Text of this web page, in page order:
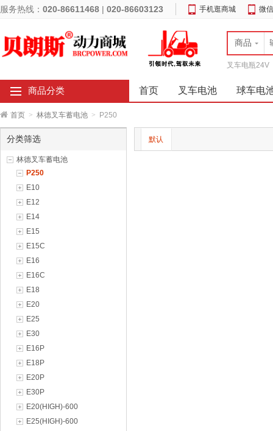
服务热线： 020-86611468 | 020-86603123 手机逛商城 微
商品
叉车电瓶24V
商品分类 首页 叉车电池 球车电
首页 > 林德叉车蓄电池 > P250
分类筛选
林德叉车蓄电池
P250
E10
E12
E14
E15
E15C
E16
E16C
E18
E20
E25
E30
E16P
E18P
E20P
E30P
E20(HIGH)-600
E25(HIGH)-600
默认